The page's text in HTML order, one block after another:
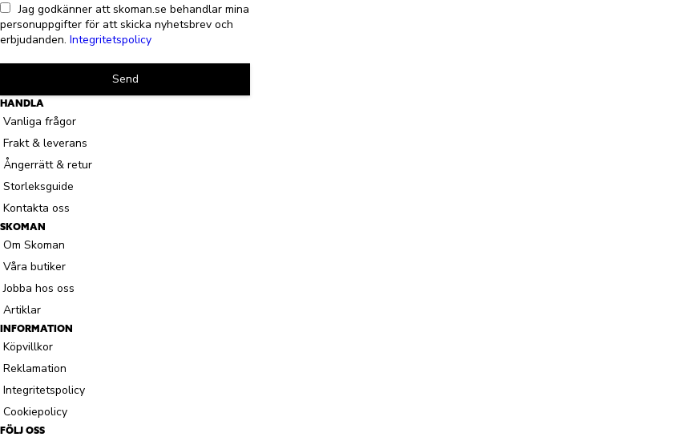
Jag godkänner att skoman.se behandlar mina
personuppgifter för att skicka nyhetsbrev och
erbjudanden. Integritetspolicy
Send
HANDLA
Vanliga frågor
Frakt & leverans
Ångerrätt & retur
Storleksguide
Kontakta oss
SKOMAN
Om Skoman
Våra butiker
Jobba hos oss
Artiklar
INFORMATION
Köpvillkor
Reklamation
Integritetspolicy
Cookiepolicy
FÖLJ OSS